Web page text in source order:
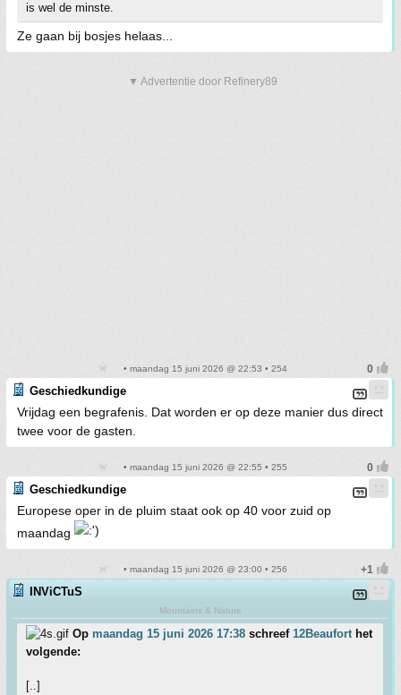
is wel de minste.
Ze gaan bij bosjes helaas...
▼ Advertentie door Refinery89
• maandag 15 juni 2026 @ 22:53 • 254
Geschiedkundige
Vrijdag een begrafenis. Dat worden er op deze manier dus direct
twee voor de gasten.
• maandag 15 juni 2026 @ 22:55 • 255
Geschiedkundige
Europese oper in de pluim staat ook op 40 voor zuid op
maandag
• maandag 15 juni 2026 @ 23:00 • 256
INViCTuS
Mountains & Nature
Op maandag 15 juni 2026 17:38 schreef 12Beauforthet
volgende:
[..]